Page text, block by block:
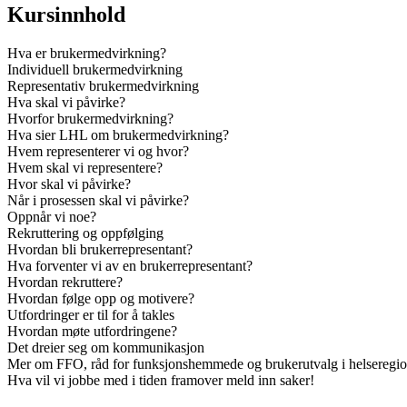
Kursinnhold
Hva er brukermedvirkning?
Individuell brukermedvirkning
Representativ brukermedvirkning
Hva skal vi påvirke?
Hvorfor brukermedvirkning?
Hva sier LHL om brukermedvirkning?
Hvem representerer vi og hvor?
Hvem skal vi representere?
Hvor skal vi påvirke?
Når i prosessen skal vi påvirke?
Oppnår vi noe?
Rekruttering og oppfølging
Hvordan bli brukerrepresentant?
Hva forventer vi av en brukerrepresentant?
Hvordan rekruttere?
Hvordan følge opp og motivere?
Utfordringer er til for å takles
Hvordan møte utfordringene?
Det dreier seg om kommunikasjon
Mer om FFO, råd for funksjonshemmede og brukerutvalg i
Hva vil vi jobbe med i tiden framover meld inn saker!